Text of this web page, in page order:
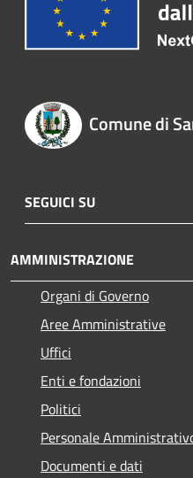
Comune di
SEGUICI SU
AMMINISTRAZIONE
Organi di Governo
Aree Amministrative
Uffici
Enti e fondazioni
Politici
Personale
Documenti e dati